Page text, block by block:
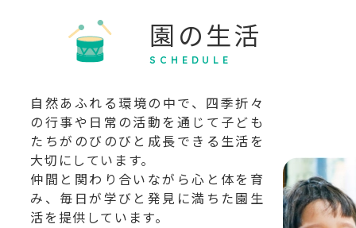
園の生活
SCHEDULE
自然あふれる環境の中で、四季折々
の行事や日常の活動を通じて子ども
たちがのびのびと成長できる生活を
大切にしています。
仲間と関わり合いながら心と体を育
み、毎日が学びと発見に満ちた園生
活を提供しています。